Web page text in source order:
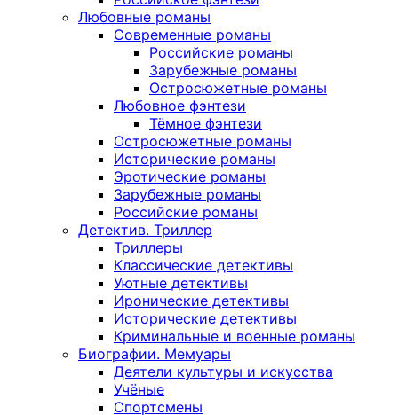
Любовные романы
Современные романы
Российские романы
Зарубежные романы
Остросюжетные романы
Любовное фэнтези
Тёмное фэнтези
Остросюжетные романы
Исторические романы
Эротические романы
Зарубежные романы
Российские романы
Детектив. Триллер
Триллеры
Классические детективы
Уютные детективы
Иронические детективы
Исторические детективы
Криминальные и военные романы
Биографии. Мемуары
Деятели культуры и искусства
Учёные
Спортсмены